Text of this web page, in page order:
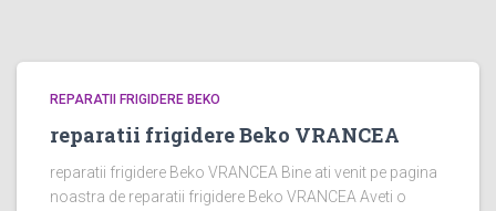
REPARATII FRIGIDERE BEKO
reparatii frigidere Beko VRANCEA
reparatii frigidere Beko VRANCEA Bine ati venit pe pagina
noastra de reparatii frigidere Beko VRANCEA Aveti o